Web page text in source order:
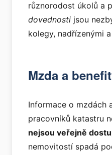
různorodost úkolů a
dovednosti jsou
kolegy, nadřízenými
Mzda a
Informace o mzdách
pracovníků katastru
nejsou veřejně
nemovitostí spadá